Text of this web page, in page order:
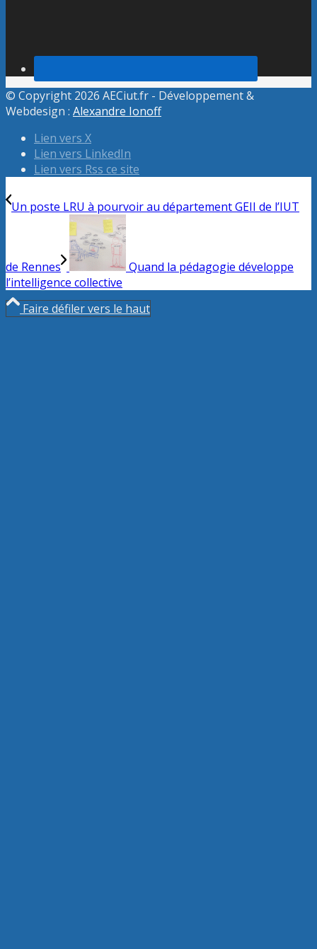
© Copyright 2026 AECiut.fr - Développement &
Webdesign : Alexandre Ionoff
Lien vers X
Lien vers LinkedIn
Lien vers Rss ce site
Un poste LRU à pourvoir au département GEII de l’IUT
de Rennes
Quand la pédagogie développe
l’intelligence collective
Faire défiler vers le haut